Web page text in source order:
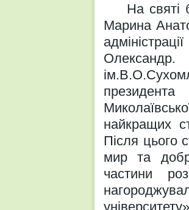
На святі
Марина
найкращих
Після цього
мир та
частини